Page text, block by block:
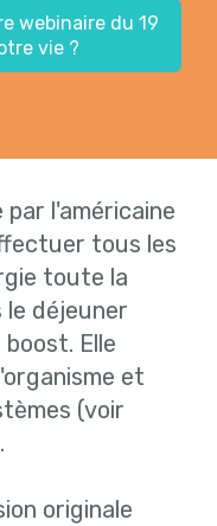
webinaire du 19
vie ?
l'américaine
tous les
toute la
le déjeuner
Elle
et
(voir
originale